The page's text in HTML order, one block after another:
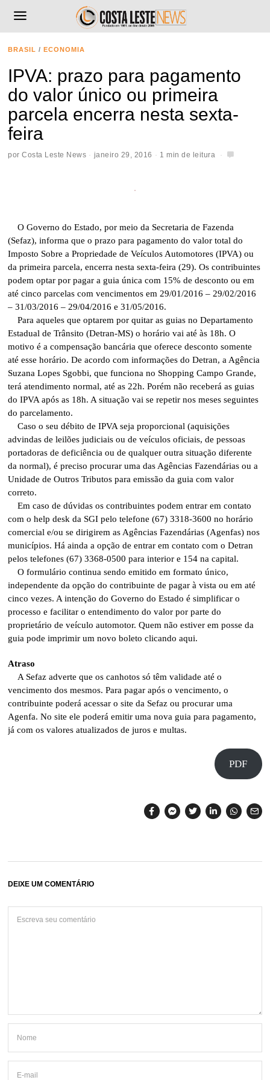
BRASIL / ECONOMIA
IPVA: prazo para pagamento
do valor único ou primeira
parcela encerra nesta sexta-
feira
porCosta Leste News janeiro 29, 2016 1 min de leitura
O Governo do Estado, por meio da Secretaria de Fazenda
(Sefaz), informa que o prazo para pagamento do valor total do
Imposto Sobre a Propriedade de Veículos Automotores (IPVA) ou
da primeira parcela, encerra nesta sexta-feira (29). Os contribuintes
podem optar por pagar a guia única com 15% de desconto ou em
até cinco parcelas com vencimentos em 29/01/2016 – 29/02/2016
– 31/03/2016 – 29/04/2016 e 31/05/2016.
Para aqueles que optarem por quitar as guias no Departamento
Estadual de Trânsito (Detran-MS) o horário vai até às 18h. O
motivo é a compensação bancária que oferece desconto somente
até esse horário. De acordo com informações do Detran, a Agência
Suzana Lopes Sgobbi, que funciona no Shopping Campo Grande,
terá atendimento normal, até as 22h. Porém não receberá as guias
do IPVA após as 18h. A situação vai se repetir nos meses seguintes
do parcelamento.
Caso o seu débito de IPVA seja proporcional (aquisições
advindas de leilões judiciais ou de veículos oficiais, de pessoas
portadoras de deficiência ou de qualquer outra situação diferente
da normal), é preciso procurar uma das Agências Fazendárias ou a
Unidade de Outros Tributos para emissão da guia com valor
correto.
Em caso de dúvidas os contribuintes podem entrar em contato
com o help desk da SGI pelo telefone (67) 3318-3600 no horário
comercial e/ou se dirigirem as Agências Fazendárias (Agenfas) nos
municípios. Há ainda a opção de entrar em contato com o Detran
pelos telefones (67) 3368-0500 para interior e 154 na capital.
O formulário continua sendo emitido em formato único,
independente da opção do contribuinte de pagar à vista ou em até
cinco vezes. A intenção do Governo do Estado é simplificar o
processo e facilitar o entendimento do valor por parte do
proprietário de veículo automotor. Quem não estiver em posse da
guia pode imprimir um novo boleto clicando aqui.
Atraso
A Sefaz adverte que os canhotos só têm validade até o
vencimento dos mesmos. Para pagar após o vencimento, o
contribuinte poderá acessar o site da Sefaz ou procurar uma
Agenfa. No site ele poderá emitir uma nova guia para pagamento,
já com os valores atualizados de juros e multas.
PDF
DEIXE UM COMENTÁRIO